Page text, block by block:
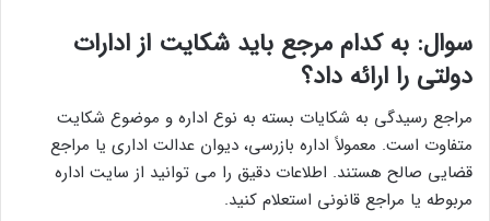
سوال: به کدام مرجع باید شکایت از ادارات
دولتی را ارائه داد؟
مراجع رسیدگی به شکایات بسته به نوع اداره و موضوع شکایت
متفاوت است. معمولاً اداره بازرسی، دیوان عدالت اداری یا مراجع
قضایی صالح هستند. اطلاعات دقیق را می توانید از سایت اداره
مربوطه یا مراجع قانونی استعلام کنید.